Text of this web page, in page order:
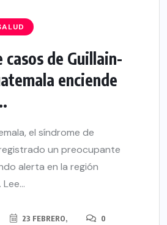
de Guillain-
enciende
el síndrome de
un preocupante
alerta en la región
23 FEBRERO, 0